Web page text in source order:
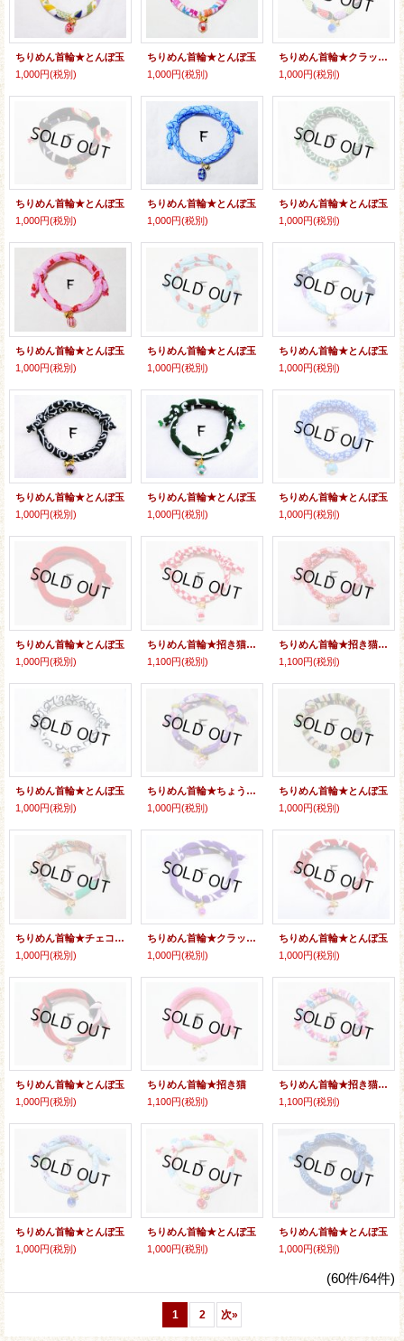
ちりめん首輪★とんぼ玉
1,000円(税別)
ちりめん首輪★とんぼ玉
1,000円(税別)
ちりめん首輪★クラックビーズ
1,000円(税別)
ちりめん首輪★とんぼ玉
1,000円(税別)
ちりめん首輪★とんぼ玉
1,000円(税別)
ちりめん首輪★とんぼ玉
1,000円(税別)
ちりめん首輪★とんぼ玉
1,000円(税別)
ちりめん首輪★とんぼ玉
1,000円(税別)
ちりめん首輪★とんぼ玉
1,000円(税別)
ちりめん首輪★とんぼ玉
1,000円(税別)
ちりめん首輪★とんぼ玉
1,000円(税別)
ちりめん首輪★とんぼ玉
1,000円(税別)
ちりめん首輪★とんぼ玉
1,000円(税別)
ちりめん首輪★招き猫（両面）
1,100円(税別)
ちりめん首輪★招き猫『開運』
1,100円(税別)
ちりめん首輪★とんぼ玉
1,000円(税別)
ちりめん首輪★ちょうちょ
1,000円(税別)
ちりめん首輪★とんぼ玉
1,000円(税別)
ちりめん首輪★チェコビーズ
1,000円(税別)
ちりめん首輪★クラックビーズ
1,000円(税別)
ちりめん首輪★とんぼ玉
1,000円(税別)
ちりめん首輪★とんぼ玉
1,000円(税別)
ちりめん首輪★招き猫
1,100円(税別)
ちりめん首輪★招き猫（両面）
1,100円(税別)
ちりめん首輪★とんぼ玉
1,000円(税別)
ちりめん首輪★とんぼ玉
1,000円(税別)
ちりめん首輪★とんぼ玉
1,000円(税別)
(60件/64件)
1 2 次»